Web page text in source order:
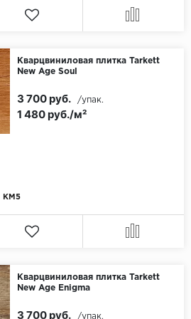
Кварцвиниловая плитка Tarkett
New Age Soul
КМ5
1 480 руб./м²
3 700 руб. /упак.
Кварцвиниловая плитка Tarkett
New Age Enigma
3 700 руб. /упак.